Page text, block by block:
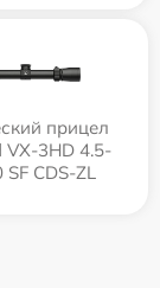
прицел
VX-3HD 4.5-
SF CDS-ZL